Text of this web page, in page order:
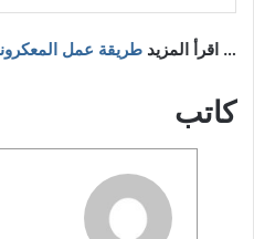
… اقرأ المزيد طريقة عمل
كاتب